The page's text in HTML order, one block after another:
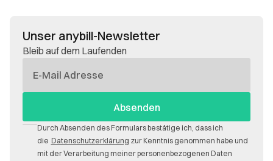
Unser anybill-Newsletter
Bleib auf dem Laufenden
Mail
Durch Absenden des Formulars bestätige ich, dass ich
die Datenschutzerklärung zur Kenntnis genommen habe und
mit der Verarbeitung meiner personenbezogenen Daten